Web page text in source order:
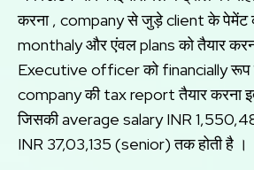
करना , company से जुड़े client के पेमेंट
monthaly और एंवल plans को तैयार
Executive officer को financially रूप
company की tax report तैयार करना
जिसकी average salary INR
INR 37,03,135 (senior) तक होती है ।